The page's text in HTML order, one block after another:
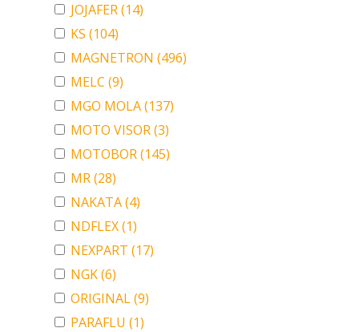
JOJAFER(14)
KS (104)
MAGNETRON (496)
MELC (9)
MGO MOLA(137)
MOTO VISOR(3)
MOTOBOR(145)
MR(28)
NAKATA(4)
NDFLEX(1)
NEXPART (17)
NGK(6)
ORIGINAL(9)
PARAFLU (1)